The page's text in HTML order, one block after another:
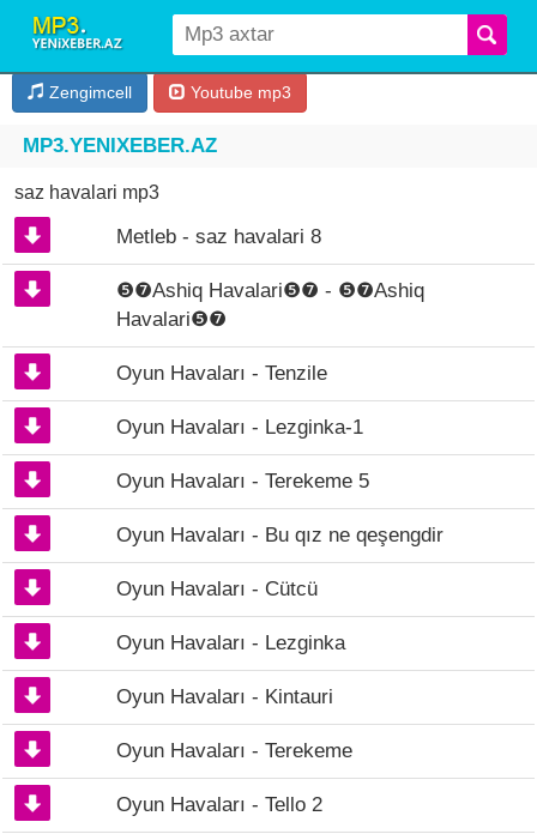
Zengimcell Youtube mp3
MP3.YENIXEBER.AZ
saz havalari mp3
Metleb - saz havalari 8
❺❼Ashiq Havalari❺❼ - ❺❼Ashiq
Havalari❺❼
Oyun Havaları - Tenzile
Oyun Havaları - Lezginka-1
Oyun Havaları - Terekeme 5
Oyun Havaları - Bu qız ne qeşengdir
Oyun Havaları - Cütcü
Oyun Havaları - Lezginka
Oyun Havaları - Kintauri
Oyun Havaları - Terekeme
Oyun Havaları - Tello 2